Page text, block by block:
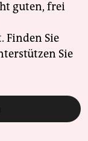
guten, frei
Finden Sie
Sie